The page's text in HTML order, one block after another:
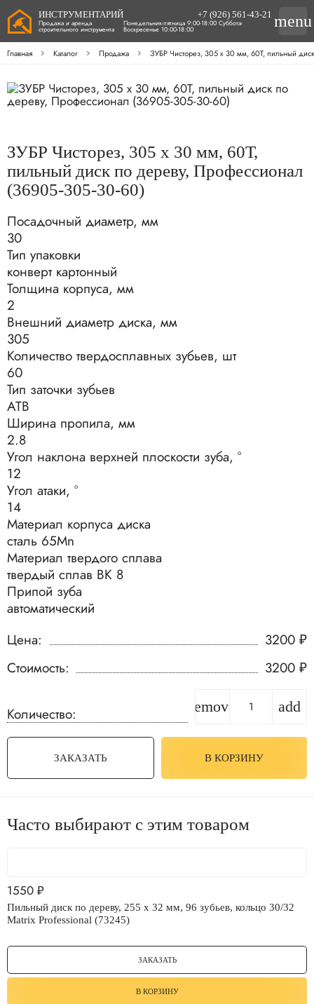
Главная Каталог Продажа ЗУБР Чисторез, 305 x 30 мм, 60Т, пильный
ЗУБР Чисторез, 305 x 30 мм, 60Т,
пильный диск по дереву, Профессионал
(36905-305-30-60)
Посадочный диаметр, мм
30
Тип упаковки
конверт картонный
Толщина корпуса, мм
2
Внешний диаметр диска, мм
305
Количество твердосплавных зубьев, шт
60
Тип заточки зубьев
АТВ
Ширина пропила, мм
2.8
Угол наклона верхней плоскости зуба, °
12
Угол атаки, °
14
Материал корпуса диска
сталь 65Mn
Материал твердого сплава
твердый сплав ВК 8
Припой зуба
автоматический
Цена:
3200 ₽
Стоимость: 3200 ₽
Количество: remove add
ЗАКАЗАТЬ В КОРЗИНУ
Часто выбирают с этим товаром
1550 ₽
Пильный диск по дереву, 255 х 32 мм, 96 зубьев, кольцо 30/32
Matrix Professional (73245)
ЗАКАЗАТЬ
В КОРЗИНУ
ИНСТРУМЕНТАРИЙ
Продажа и аренда
строительного инструмента
+7 (926) 561-43-21
Понедельник-пятница 9:00-18:00 Суббота-
Воскресенье 10:00-18:00 menu